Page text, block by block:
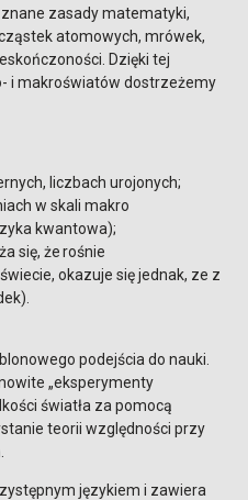
zasady matematyki,
atomowych, mrówek,
Dzięki tej
i makroświatów dostrzeżemy
liczbach urojonych;
w skali makro
kwantowa);
się, że rośnie
okazuje się jednak, ze z
podejścia do nauki.
„eksperymenty
światła za pomocą
teorii względności przy
językiem i zawiera